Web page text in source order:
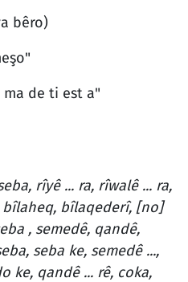
bêro)
ma de ti est a"
rîyê ... ra, rîwalê ... ra,
bîlaheq, bîlaqederî, [no]
, semedê, qandê,
seba ke, semedê ...,
ke, qandê ... rê, coka,